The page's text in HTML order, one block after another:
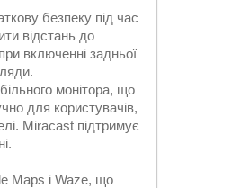
безпеку під час
відстань до
включенні задньої
монітора, що
для користувачів,
Miracast підтримує
Maps і Waze, що